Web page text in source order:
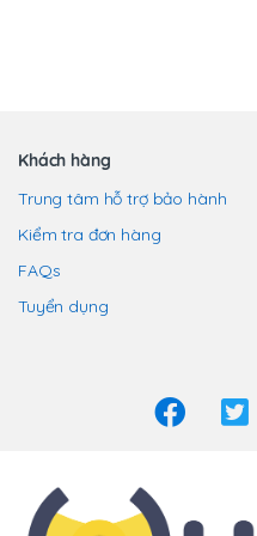
Khách hàng
Trung tâm hỗ trợ bảo hành
Kiểm tra đơn hàng
FAQs
Tuyển dụng